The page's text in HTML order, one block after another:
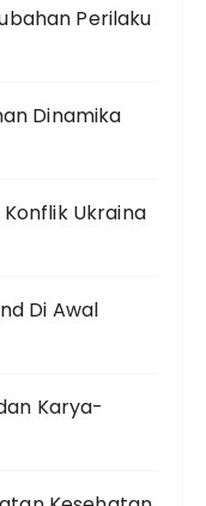
Perilaku
Dinamika
Ukraina
Di Awal
Karya-